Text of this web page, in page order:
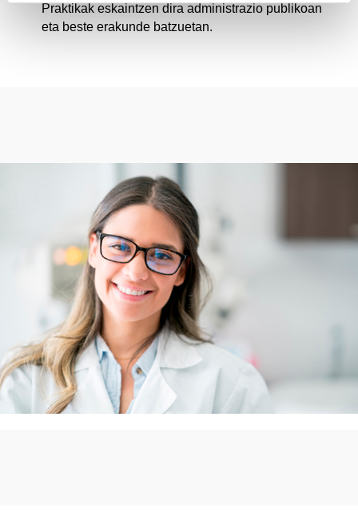
Praktikak eskaintzen dira administrazio publikoan
eta beste erakunde batzuetan.